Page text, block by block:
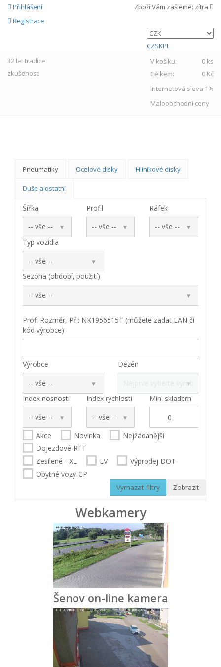
Přihlášení
Registrace
Zboží Vám zašleme: zítra
CZSKPL
32 lettradice
zkušenosti
V košíku:
0 ks
Celkem:
0 Kč
Internetová sleva:1%
Maloobchodní ceny
Pneumatiky Ocelové disky Hliníkové disky
Duše a ostatní
Šířka Profil Ráfek
Typ vozidla
Sezóna (období, použití)
Profi Rozměr, Př.: NK1956515T (můžete zadat EAN či
kód výrobce)
Výrobce Dezén
Index nosnosti Index rychlosti Min. skladem
Akce Novinka
Nejžádanější
Dojezdové-RFT
Zesílené - XL
EV
Výprodej DOT
Obytné vozy-CP
Zobrazit
Vymazat filtry
Webkamery
Šenov on-line kamera